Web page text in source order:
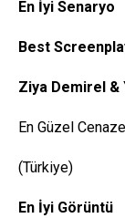
En İyi Senaryo
Best
Ziya Demirel &
En Güzel
(Türkiye)
En İyi Görüntü